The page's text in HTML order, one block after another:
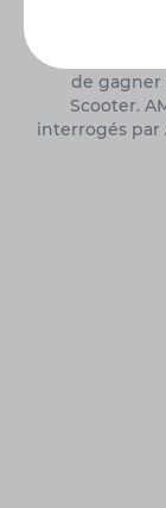
de gagner
Scooter.
interrogés par